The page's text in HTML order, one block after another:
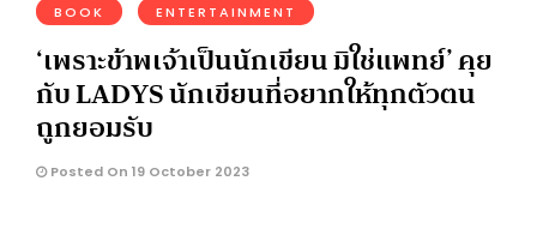
BOOK ENTERTAINMENT
‘เพราะข้าพเจ้าเป็นนักเขียน มิใช่แพทย์’ คุย
กับ LADYS นักเขียนที่อยากให้ทุกตัวตน
ถูกยอมรับ
Posted On 19 October 2023